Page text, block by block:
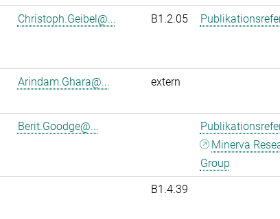
Christoph.Geibel@... B1.2.05
Arindam.Ghara@... extern
Berit.Goodge@...
Minerva
Group
B1.4.39